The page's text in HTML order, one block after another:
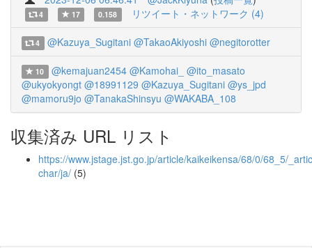
4 17 0.158 リツイート・ネットワーク (4)
4 @Kazuya_Sugitani @TakaoAkiyoshi @negitorotter
10 @kemajuan2454 @Kamohai_ @ito_masato
@ukyokyongt @18991129 @Kazuya_Sugitani @ys_jpd
@mamoru9jo @TanakaShinsyu @WAKABA_108
収集済み URL リスト
https://www.jstage.jst.go.jp/article/kaikeikensa/68/0/68_5/
char/ja/ (5)